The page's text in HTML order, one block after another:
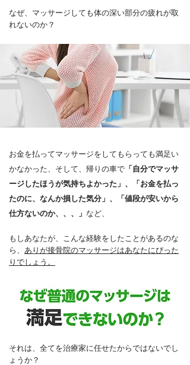
なぜ、マッサージしても体の深い部分の疲れが取
れないのか？
それは、全てを治療家に任せたからではないでし
ょうか？
お金を払ってマッサージをしてもらっても満足い
かなかった、そして、帰りの車で 「自分でマッサ
ージしたほうが気持ちよかった」、「お金を払っ
たのに、なんか損した気分」、「値段が安いから
仕方ないのか、、、」 など、
もしあなたが、こんな経験をしたことがあるのな
ら、 ありが接骨院のマッサージはあなたにぴった
りでしょう。